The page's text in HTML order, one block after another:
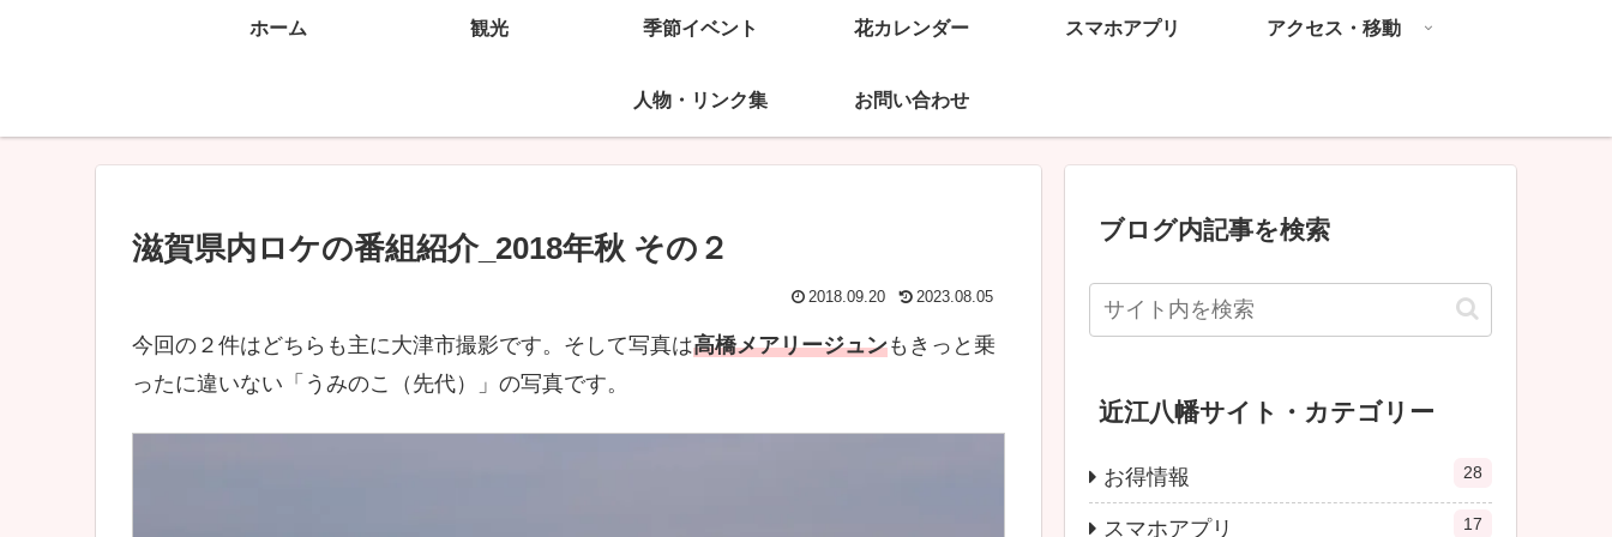
ホーム 観光 季節イベント 花カレンダー スマホアプリ アクセス・移動
人物・リンク集 お問い合わせ
滋賀県内ロケの番組紹介_2018年秋 その２
2018.09.20 2023.08.05
今回の２件はどちらも主に大津市撮影です。そして写真は高橋メアリージュンもきっと乗
ったに違いない「うみのこ（先代）」の写真です。
ブログ内記事を検索
近江八幡サイト・カテゴリー
お得情報 28
スマホアプリ 17